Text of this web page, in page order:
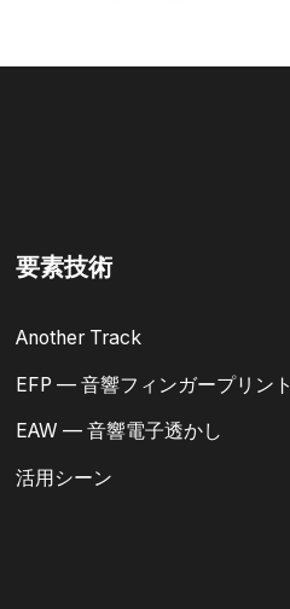
要素技術
Another Track
EFP — 音響フィンガープリント
EAW — 音響電子透かし
活用シーン